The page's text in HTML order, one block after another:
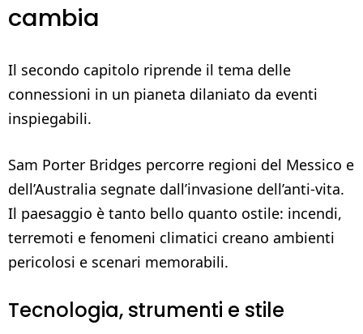
cambia
Il secondo capitolo riprende il tema delle
connessioni in un pianeta dilaniato da eventi
inspiegabili.
Sam Porter Bridges percorre regioni del Messico e
dell’Australia segnate dall’invasione dell’anti-vita.
Il paesaggio è tanto bello quanto ostile: incendi,
terremoti e fenomeni climatici creano ambienti
pericolosi e scenari memorabili.
Tecnologia, strumenti e stile